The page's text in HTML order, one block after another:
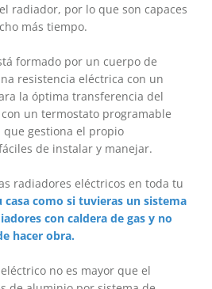
radiador, por lo que son capaces
más tiempo.
formado por un cuerpo de
resistencia eléctrica con un
la óptima transferencia del
un termostato programable
gestiona el propio
de instalar y manejar.
radiadores eléctricos en toda tu
casa como si tuvieras un sistema
con caldera de gas y no
hacer obra.
no es mayor que el